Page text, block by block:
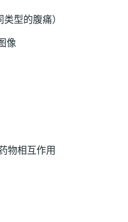
型的腹痛）
像
物相互作用